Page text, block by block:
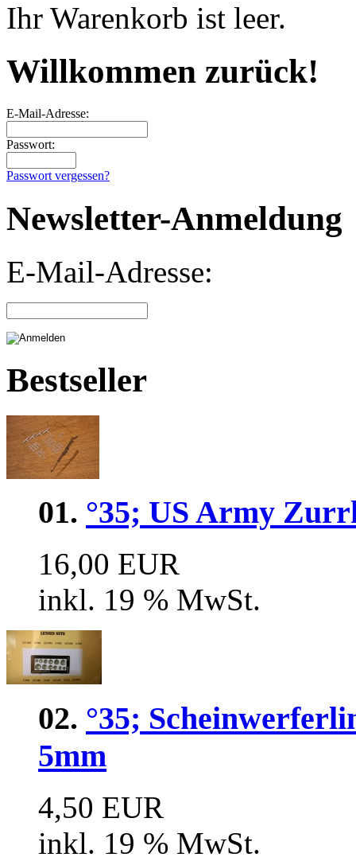
Ihr Warenkorb ist leer.
Willkommen zurück!
E-Mail-Adresse:
Passwort:
Passwort vergessen?
Newsletter-Anmeldung
E-Mail-Adresse:
Bestseller
01. °35; US Army
16,00 EUR
inkl. 19 % MwSt.
02. °35;
5mm
4,50 EUR
inkl. 19 % MwSt.